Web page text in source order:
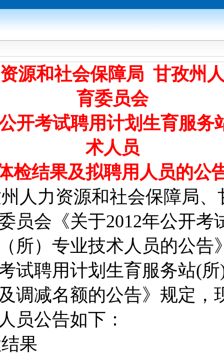
源和社会保障局 甘孜州
育委员会
开考试聘用计划生育服务
术人员
检结果及拟聘用人员的公
人力资源和社会保障局、
员会《关于2012年公开考
所）专业技术人员的公告
试聘用计划生育服务站(
调减名额的公告》规定，
员公告如下：
果